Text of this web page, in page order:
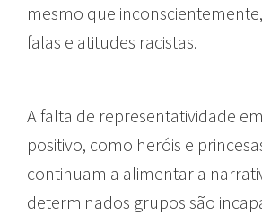
mesmo que
falas e atitudes racistas.
A falta de representatividade
positivo, como heróis e
continuam a alimentar a
determinados grupos são